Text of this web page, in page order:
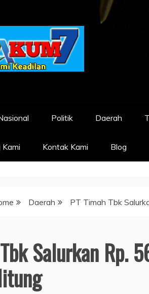
Politik Daerah
Kontak Kami Blog
Daerah PT Timah Tbk
Salurkan Rp.